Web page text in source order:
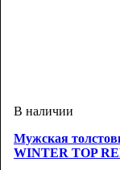
Мужская
WINTER TOP